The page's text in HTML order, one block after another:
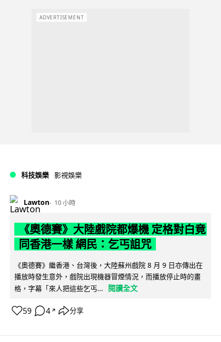
ADVERTISEMENT
科技娛樂 影視娛樂
Lawton 10 小時
《奧德賽》大陸戲院都爆機 定格對白竟
同香港一樣 網民：乞丐詛咒
《奧德賽》繼香港、台灣後，大陸蘇州戲院 8 月 9 日亦傳出在
播放時發生意外，戲院出現機器冒煙情況，而播放停止時的畫
格，字幕「來人把這些乞丐...
閱讀全文
59 4 ↗ 分享